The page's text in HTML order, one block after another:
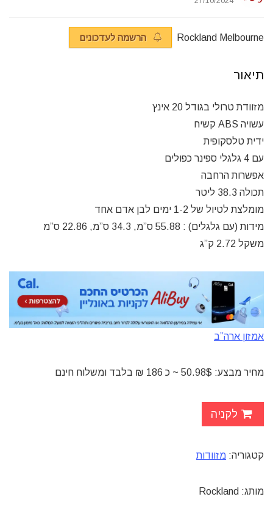
Rockland Melbourne הרשמה לעדכונים
תיאור
מזוודת טרולי בגודל 20 אינץ
עשויה ABS קשיח
ידית טלסקופית
עם 4 גלגלי ספינר כפולים
אפשרות הרחבה
תכולה 38.3 ליטר
מומלצת לטיול של 1-2 ימים לבן אדם אחד
מידות (עם גלגלים) : 55.88 ס”מ, 34.3 ס”מ, 22.86 ס”מ
משקל 2.72 ק”ג
אמזון ארה”ב
מחיר מבצע: 50.98$ ~ כ 186 ₪ בלבד ומשלוח חינם
לקניה
קטגוריה: מזוודות
מותג: Rockland